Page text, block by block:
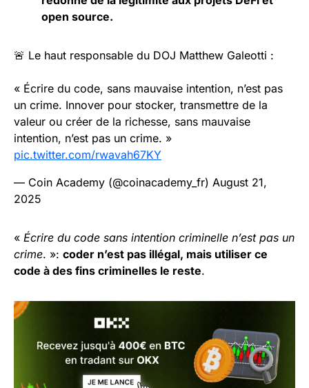
open source.
🚨 Le haut responsable du DOJ Matthew Galeotti :
« Écrire du code, sans mauvaise intention, n’est pas
un crime. Innover pour stocker, transmettre de la
valeur ou créer de la richesse, sans mauvaise
intention, n’est pas un crime. »
pic.twitter.com/rwavah67KY
— Coin Academy (@coinacademy_fr) August 21,
2025
« Écrire du code sans intention criminelle n’est pas un
crime. »: coder n’est pas illégal, mais utiliser ce
code à des fins criminelles le reste.